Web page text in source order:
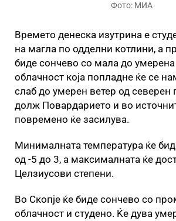
Фото: МИА
Времето денеска изутрина е
на магла по одделни котлини, а
биде сончево со мала до
облачност која попладне ќе се
слаб до умерен ветер од северен
долж Повардарието и во
повремено ќе засилува.
Минималната температура ќе
од -5 до 3, а максималната ќе
Целзиусови степени.
Во Скопје ќе биде сончево со
облачност и студено. Ќе дува